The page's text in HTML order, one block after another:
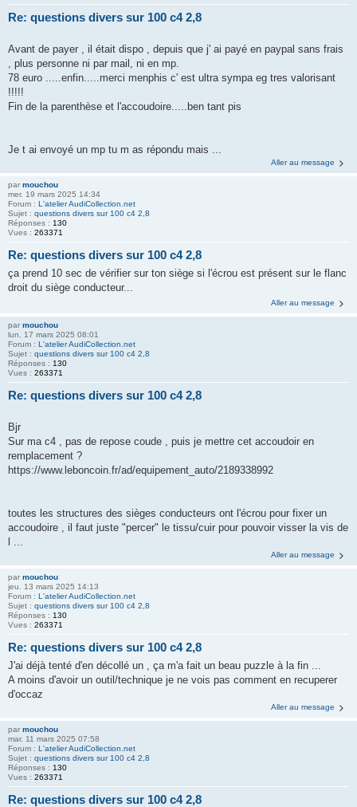
Re: questions divers sur 100 c4 2,8
Avant de payer , il était dispo , depuis que j' ai payé en paypal sans frais
, plus personne ni par mail, ni en mp.
78 euro .....enfin.....merci menphis c' est ultra sympa eg tres valorisant
!!!!!
Fin de la parenthèse et l'accoudoire.....ben tant pis
Je t ai envoyé un mp tu m as répondu mais ...
Aller au message
par mouchou
mer. 19 mars 2025 14:34
Forum : L'atelier AudiCollection.net
Sujet : questions divers sur 100 c4 2,8
Réponses : 130
Vues : 263371
Re: questions divers sur 100 c4 2,8
ça prend 10 sec de vérifier sur ton siège si l'écrou est présent sur le flanc
droit du siège conducteur...
Aller au message
par mouchou
lun. 17 mars 2025 08:01
Forum : L'atelier AudiCollection.net
Sujet : questions divers sur 100 c4 2,8
Réponses : 130
Vues : 263371
Re: questions divers sur 100 c4 2,8
Bjr
Sur ma c4 , pas de repose coude , puis je mettre cet accoudoir en
remplacement ?
https://www.leboncoin.fr/ad/equipement_auto/2189338992
toutes les structures des sièges conducteurs ont l'écrou pour fixer un
accoudoire , il faut juste "percer" le tissu/cuir pour pouvoir visser la vis de
l ...
Aller au message
par mouchou
jeu. 13 mars 2025 14:13
Forum : L'atelier AudiCollection.net
Sujet : questions divers sur 100 c4 2,8
Réponses : 130
Vues : 263371
Re: questions divers sur 100 c4 2,8
J'ai déjà tenté d'en décollé un , ça m'a fait un beau puzzle à la fin ...
A moins d'avoir un outil/technique je ne vois pas comment en recuperer
d'occaz
Aller au message
par mouchou
mar. 11 mars 2025 07:58
Forum : L'atelier AudiCollection.net
Sujet : questions divers sur 100 c4 2,8
Réponses : 130
Vues : 263371
Re: questions divers sur 100 c4 2,8